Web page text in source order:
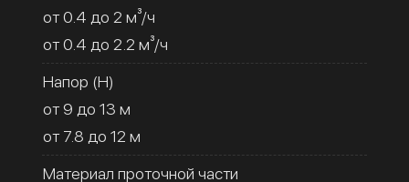
от 0.4 до 2 м³/ч
от 0.4 до 2.2 м³/ч
Напор (H)
от 9 до 13 м
от 7.8 до 12 м
Материал проточной части